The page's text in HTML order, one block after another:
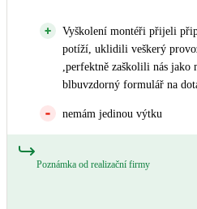
Balkonové sestavy
Rekonstrukce
Hlavní zdroje vytápění
Vyškolení montéři přijeli
potíží, uklidili veškerý
,perfektně zaškolili nás jako
blbuvzdorný formulář na
nemám jedinou výtku
Poznámka od realizační firmy